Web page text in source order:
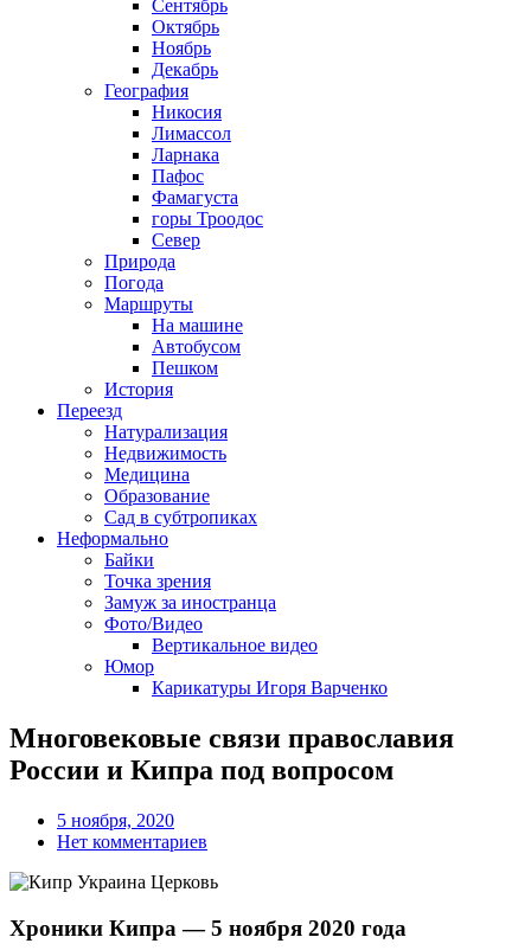
Сентябрь
Октябрь
Ноябрь
Декабрь
География
Никосия
Лимассол
Ларнака
Пафос
Фамагуста
горы Троодос
Север
Природа
Погода
Маршруты
На машине
Автобусом
Пешком
История
Переезд
Натурализация
Недвижимость
Медицина
Образование
Сад в субтропиках
Неформально
Байки
Точка зрения
Замуж за иностранца
Фото/Видео
Вертикальное видео
Юмор
Карикатуры Игоря Варченко
Многовековые связи православия
России и Кипра под вопросом
5 ноября, 2020
Нет комментариев
Хроники Кипра — 5 ноября 2020 года